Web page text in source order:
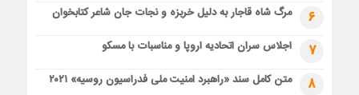
6 مرگ شاه قاجار به دلیل خربزه و نجات جان شاعر کتابخوان
7 اجلاس سران اتحادیه اروپا و مناسبات با مسکو
8 متن کامل سند «راهبرد امنیت ملی فدراسیون روسیه» ۲۰۲۱